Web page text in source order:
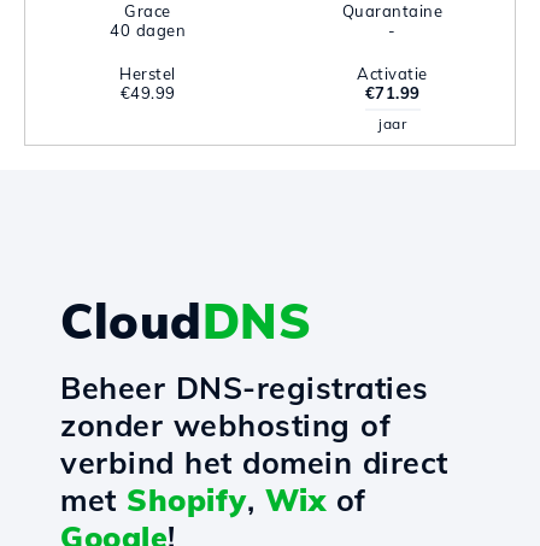
Grace
40 dagen
Quarantaine
-
Herstel
€49.99
Activatie
€71.99
jaar
CloudDNS
Beheer DNS-registraties
zonder webhosting of
verbind het domein direct
met Shopify, Wixof
Google!